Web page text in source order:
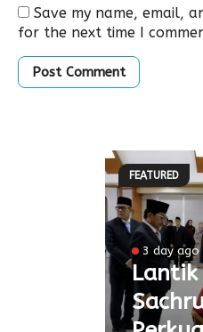
Save my name, email,
for the next time I
FEATURED
3 day ago
Lantik